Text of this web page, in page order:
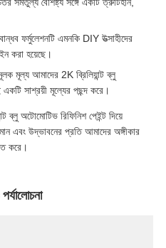
সমতুল্য বৈশিষ্ট্য সঙ্গে একটি ত্রুটিহীন,
ফর্মুলেশনটি এমনকি DIY উত্সাহীদের
করা হয়েছে।
মূল্য আমাদের 2K ব্রিলিয়ান্ট ব্লু
সাশ্রয়ী মূল্যের পছন্দ করে।
ব্লু অটোমোটিভ রিফিনিশ পেইন্ট দিয়ে
এবং উদ্ভাবনের প্রতি আমাদের অঙ্গীকার
করে।